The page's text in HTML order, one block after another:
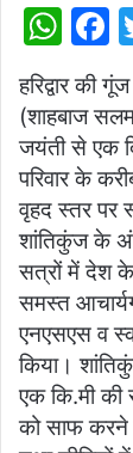
W
at
s
A
p
p
F
a
c
e
b
o
o
k
हरिद्वार की
(शाहबाज
जयंती से एक
परिवार के
वृहद स्तर पर
शांतिकुंज के
सत्रों में देश
समस्त
एनएसएस व
किया।
एक कि.मी
को साफ करने